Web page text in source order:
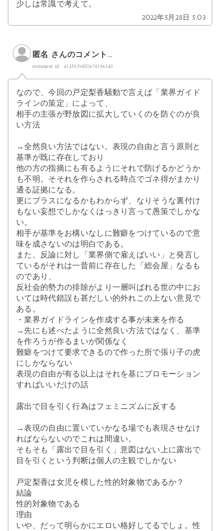
少しは常識で考えて。
2022年5月28日 5:03
匿名 さんのコメント...
comment id : 6125931450676196343
なので、今回の戸定梨香騒動で言えば「業界ガイド
ラインの策定」によって、
相手の主張が野放図に拡大していくのを防ぐのが良
い方法
→全然良い方法ではない。表現の自由と言う原則と
基準が既に存在しており
他の方の指摘にも有るようにそれで防げるかどうか
も不明。そそれを作らされる時点でゴネ得がまかり
通る証拠になる。
更にプラスになるかもわからず、なりそうな裏付け
もない妄想でしかなくはっきり言って愚策でしかな
い。
相手が基準をお構いなしに難癖をつけているので意
味を成さないのは明白である。
また、反論に対し「業界側で雇えばいい」と発言し
ているがそれは一昔前に存在した「総会屋」なるも
のであり、
反社会的勢力の排除がより一層叫ばれる世の中にお
いては時代錯誤も甚だしい的外れこの上ない意見で
ある。
・業界ガイドラインを作成する事が未来を作る
→先にも述べたように全然良い方法ではなく、基準
を作ろうが作るまいが関係なく
難癖をつけて要求できるので作った所で張り子の虎
にしかならない
表現の自由が有る以上はそれを基にプロモーション
すればいいだけの話
露出で目を引く行為はフェミニズムに反する
→表現の自由に置いていかなる場でも表現させなけ
ればならないのでこれは間違い。
そもそも「露出で目を引く」意図はない上に露出で
目を引くという判断は個人の主観でしかない
戸定梨香は女児を模した性的対象物であるか？
結論
性的対象物である
理由
いや、だって明らかにエロい格好してるでしょ。性